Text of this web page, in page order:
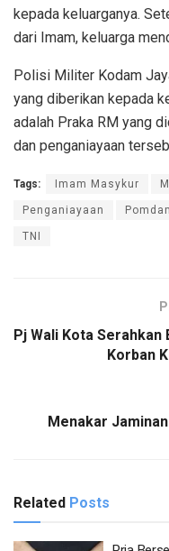
kepada keluarganya.
dari Imam, keluarga
Polisi Militer Kodam
yang diberikan kepada
adalah Praka RM yang
dan penganiayaan
Tags: Imam Masykur
Penganiayaan
TNI
Pj Wali Kota Serahkan
Korban
Menakar
Related Posts